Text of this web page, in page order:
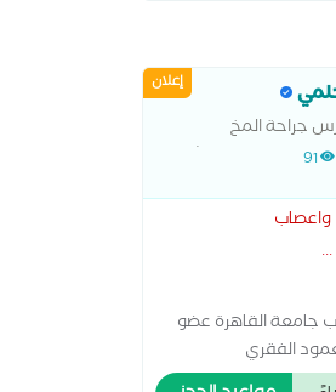
إعلان
جراحة المخ
الفقري بمستشفى 91
واعصاب
...
جامعة القاهرة عضو
الفقري